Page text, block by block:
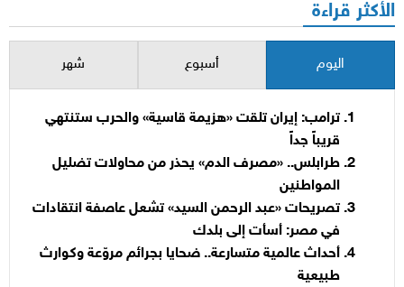
الأكثر قراءة
اليوم أسبوع شهر
ترامب: إيران تلقت «هزيمة قاسية» والحرب ستنتهي
قريباً جداً
طرابلس.. «مصرف الدم» يحذر من محاولات تضليل
المواطنين
تصريحات «عبد الرحمن السيد» تشعل عاصفة انتقادات
في مصر: أسأت إلى بلدك
أحداث عالمية متسارعة.. ضحايا بجرائم مروّعة وكوارث
طبيعية